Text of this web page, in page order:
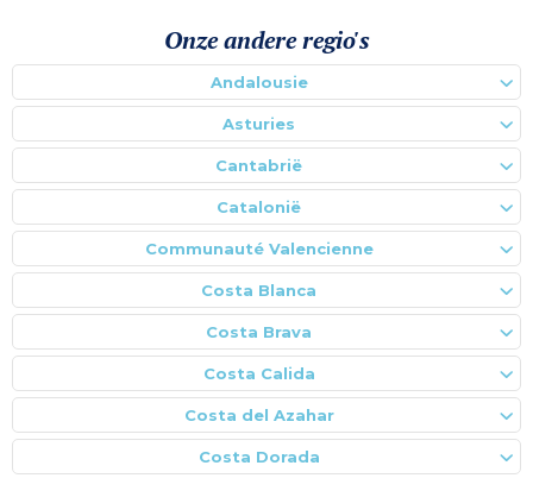
Onze andere regio's
Andalousie
Asturies
Cantabrië
Catalonië
Communauté Valencienne
Costa Blanca
Costa Brava
Costa Calida
Costa del Azahar
Costa Dorada